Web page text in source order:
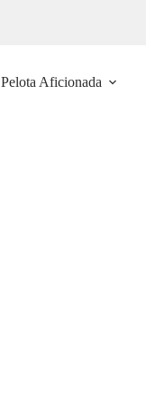
Pelota Aficionada